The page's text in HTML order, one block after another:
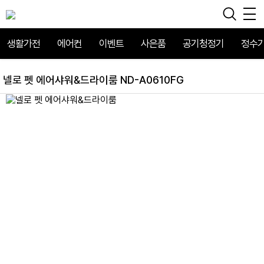
생활가전 에어컨 이벤트 사은품 공기청정기 정수
넬로 펫 에어샤워&드라이룸 ND-A0610FG